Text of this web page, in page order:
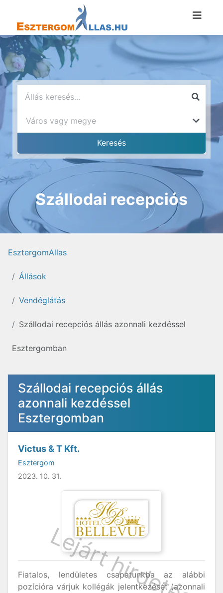
Szállodai recepciós
EsztergomAllas
Állások
Vendéglátás
Szállodai recepciós állás azonnali kezdéssel
Esztergomban
Szállodai recepciós állás
azonnali kezdéssel
Esztergomban
Victus & T Kft.
Esztergom
2023. 10. 31.
Fiatalos, lendületes csapatunkba az alábbi
pozícióra várjuk kollégák jelentkezését (azonnali